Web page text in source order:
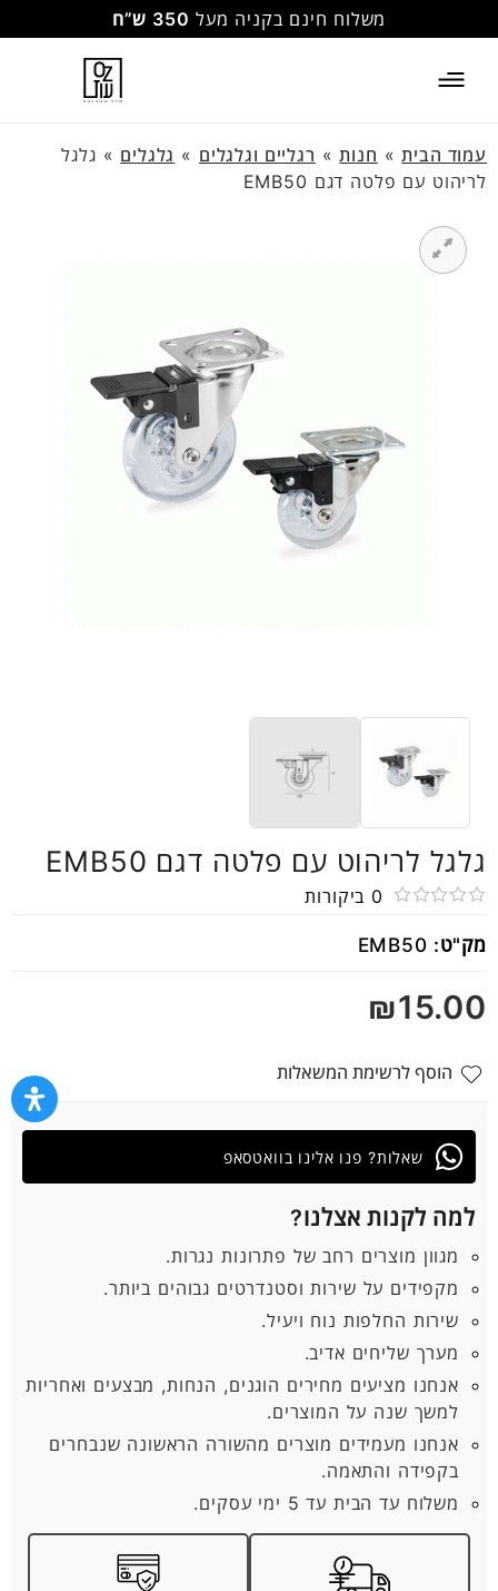
משלוח חינם בקניה מעל 350 ש”ח
עמוד הבית» חנות» רגליים וגלגלים » גלגלים » גלגל
לריהוט עם פלטה דגם EMB50
גלגל לריהוט עם פלטה דגם EMB50
0
5
0 ביקורות
מק"ט: EMB50
₪15.00
הוסף לרשימת המשאלות
למה לקנות אצלנו?
מגוון מוצרים רחב של פתרונות נגרות.
מקפידים על שירות וסטנדרטים גבוהים ביותר.
שירות החלפות נוח ויעיל.
מערך שליחים אדיב.
אנחנו מציעים מחירים הוגנים, הנחות, מבצעים ואחריות
למשך שנה על המוצרים.
אנחנו מעמידים מוצרים מהשורה הראשונה שנבחרים
בקפידה והתאמה.
משלוח עד הבית עד 5 ימי עסקים.
שאלות? פנו אלינו בוואטסאפ